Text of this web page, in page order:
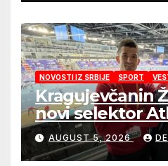
NOVOSTI IZ SRBIJE SPORT
Kragujevčanin
novi selektor
reprezentacije
AUGUST 5, 2026